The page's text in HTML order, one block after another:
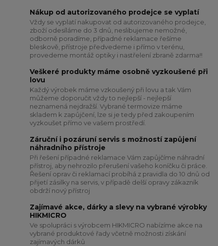
Nákup od autorizovaného prodejce se vyplatí
Vždy se vyplatí nakupovat od autorizovaného prodejce,
zboží odesíláme do 3 dnů, neslibujeme nemožné,
odborně poradíme, případné reklamace řešíme
bleskově, přístroje předvedeme i přímo v terénu,
provedeme montáž optiky i nastřelení zbraně zdarma!!
Veškeré produkty máme osobně vyzkoušené při
lovu
Každý výrobek máme vzkoušený při lovu a tak Vám
můžeme doporučit vždy to nejlepší - nejlepší
neznamená nejdražší. Vybrané termovize máme
skladem k zapůjčení, lze si je tedy před zakoupením
vyzkoušet přímo ve vašem prostředí.
Záruční i pozáruní servis s možností zapůjení
náhradního přístroje
Při řešení případné reklamace Vám zapůjčíme náhradní
přístroj, aby nehrozilo přerušení vašeho koníčku či práce.
Řešení oprav či reklamací probíhá z pravidla do 10 dnů od
přijetí zásilky na servis, v případě delší opravy zákazník
obdrží nový přístroj
Zajímavé akce, dárky a slevy na vybrané výrobky
HIKMICRO
Ve spolupráci s výrobcem HIKMICRO nabízíme akce na
vybrané produktové řady včetně možnosti získání
zajímavých dárků